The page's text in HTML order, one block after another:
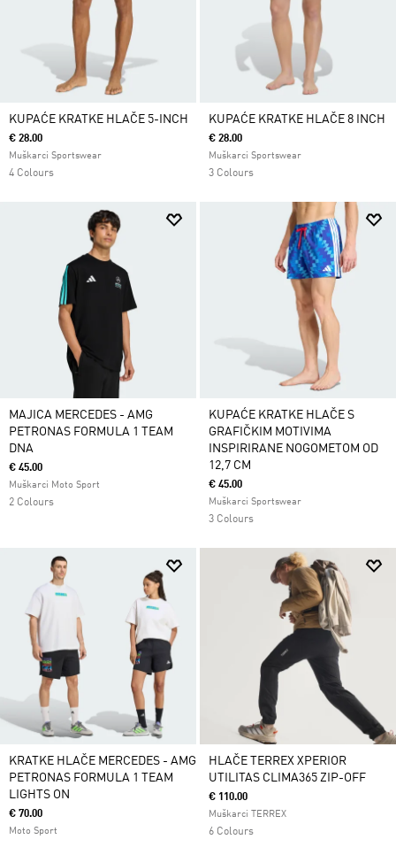
KUPAĆE KRATKE HLAČE 5-INCH
€ 28.00
Muškarci Sportswear
4 Colours
KUPAĆE KRATKE HLAČE 8 INCH
€ 28.00
Muškarci Sportswear
3 Colours
MAJICA MERCEDES - AMG
PETRONAS FORMULA 1 TEAM
DNA
€ 45.00
Muškarci Moto Sport
2 Colours
KUPAĆE KRATKE HLAČE S
GRAFIČKIM MOTIVIMA
INSPIRIRANE NOGOMETOM OD
12,7 CM
€ 45.00
Muškarci Sportswear
3 Colours
KRATKE HLAČE MERCEDES - AMG
PETRONAS FORMULA 1 TEAM
LIGHTS ON
€ 70.00
Moto Sport
HLAČE TERREX XPERIOR
UTILITAS CLIMA365 ZIP-OFF
€ 110.00
Muškarci TERREX
6 Colours